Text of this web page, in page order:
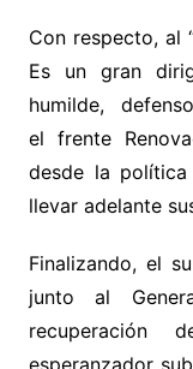
Con respecto, al
Es un gran
humilde,
el frente
desde la
llevar adelante
Finalizando, el
junto al
recuperación
esperanzador